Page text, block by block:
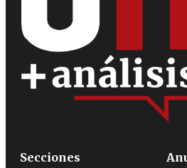
Secciones